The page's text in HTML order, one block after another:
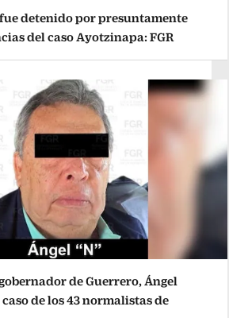
detenido por presuntamente
del caso Ayotzinapa: FGR
de Guerrero, Ángel
de los 43 normalistas de